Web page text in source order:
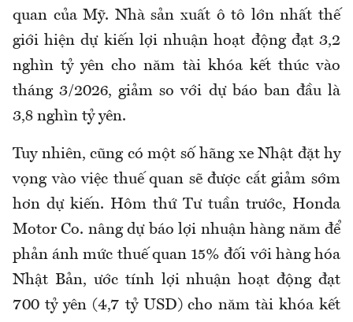
quan của Mỹ. Nhà sản xuất ô tô lớn nhất thế
giới hiện dự kiến lợi nhuận hoạt động đạt 3,2
nghìn tỷ yên cho năm tài khóa kết thúc vào
tháng 3/2026, giảm so với dự báo ban đầu là
3,8 nghìn tỷ yên.
Tuy nhiên, cũng có một số hãng xe Nhật đặt hy
vọng vào việc thuế quan sẽ được cắt giảm sớm
hơn dự kiến. Hôm thứ Tư tuần trước, Honda
Motor Co. nâng dự báo lợi nhuận hàng năm để
phản ánh mức thuế quan 15% đối với hàng hóa
Nhật Bản, ước tính lợi nhuận hoạt động đạt
700 tỷ yên (4,7 tỷ USD) cho năm tài khóa kết